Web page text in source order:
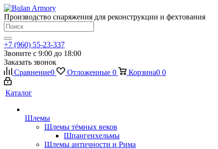
Производство снаряжения для реконструкции и фехтования
+7 (960) 55-23-337
Звоните с 9:00 до 18:00
Заказать звонок
Сравнение0 Отложенные 0 Корзина0 0
Каталог
Шлемы
Шлемы тёмных веков
Шпангенхельмы
Шлемы античности и Рима